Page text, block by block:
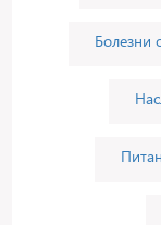
Болезни